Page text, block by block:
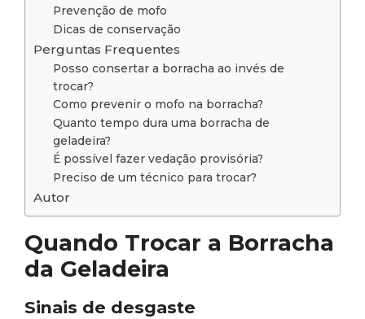
Prevenção de mofo
Dicas de conservação
Perguntas Frequentes
Posso consertar a borracha ao invés de
trocar?
Como prevenir o mofo na borracha?
Quanto tempo dura uma borracha de
geladeira?
É possível fazer vedação provisória?
Preciso de um técnico para trocar?
Autor
Quando Trocar a Borracha
da Geladeira
Sinais de desgaste